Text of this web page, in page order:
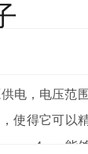
电，电压范
使得它可以
mm x 4 mm能